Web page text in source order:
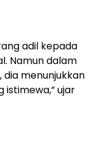
adil kepada
Namun dalam
menunjukkan
istimewa,” ujar